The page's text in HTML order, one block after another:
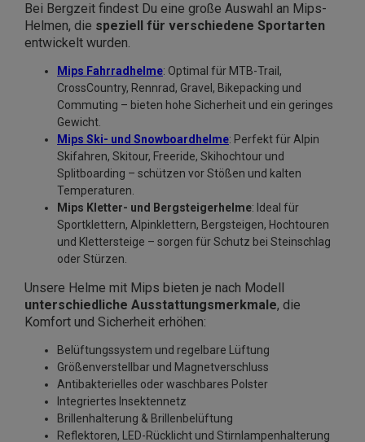
Bei Bergzeit findest Du eine große Auswahl an Mips-
Helmen, die speziell für verschiedene Sportarten
entwickelt wurden.
Mips Fahrradhelme: Optimal für MTB-Trail,
CrossCountry, Rennrad, Gravel, Bikepacking und
Commuting – bieten hohe Sicherheit und ein geringes
Gewicht.
Mips Ski- und Snowboardhelme: Perfekt für Alpin
Skifahren, Skitour, Freeride, Skihochtour und
Splitboarding – schützen vor Stößen und kalten
Temperaturen.
Mips Kletter- und Bergsteigerhelme: Ideal für
Sportklettern, Alpinklettern, Bergsteigen, Hochtouren
und Klettersteige – sorgen für Schutz bei Steinschlag
oder Stürzen.
Unsere Helme mit Mips bieten je nach Modell
unterschiedliche Ausstattungsmerkmale, die
Komfort und Sicherheit erhöhen:
Belüftungssystem und regelbare Lüftung
Größenverstellbar und Magnetverschluss
Antibakterielles oder waschbares Polster
Integriertes Insektennetz
Brillenhalterung & Brillenbelüftung
Reflektoren, LED-Rücklicht und Stirnlampenhalterung